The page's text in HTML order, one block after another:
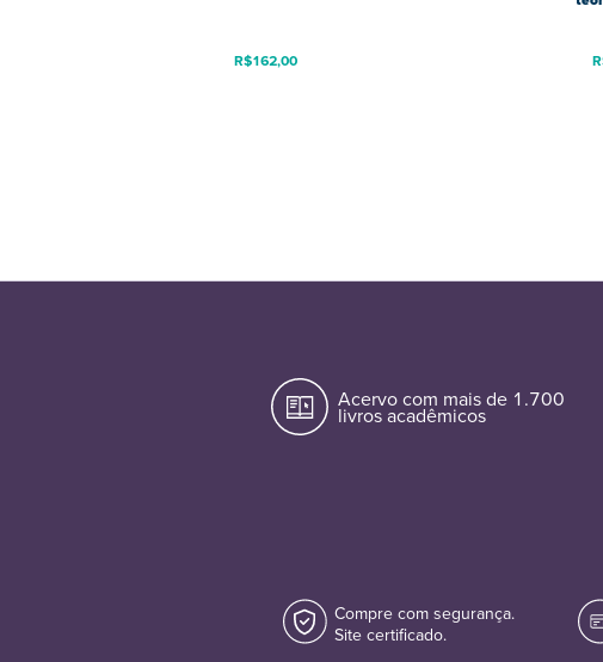
R$162,00
Acervo com mais de 1.700
livros acadêmicos
Compre com segurança.
Site certificado.